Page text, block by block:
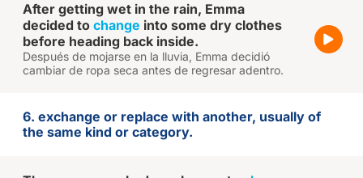
After getting wet in the rain, Emma
decided to change into some dry clothes
before heading back inside.
Después de mojarse en la lluvia, Emma decidió
cambiar de ropa seca antes de regresar adentro.
6. exchange or replace with another, usually of
the same kind or category.